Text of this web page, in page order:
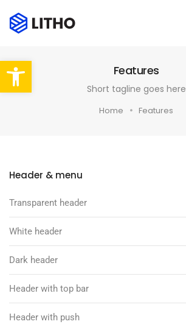
Abrir barra de herramientasFeatures
Short tagline goes here
Home Features
Header & menu
Transparent header
White header
Dark header
Header with top bar
Header with push